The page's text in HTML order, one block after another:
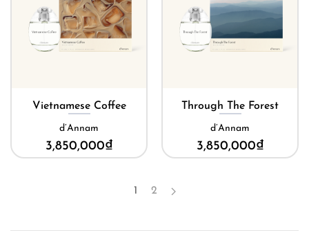
Vietnamese Coffee
d’Annam
3,850,000₫
Through The Forest
d’Annam
3,850,000₫
1 2